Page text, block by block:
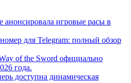
анонсировала игровые расы в
для Telegram: полный обзор
of the Sword официально
года.
доступна динамическая